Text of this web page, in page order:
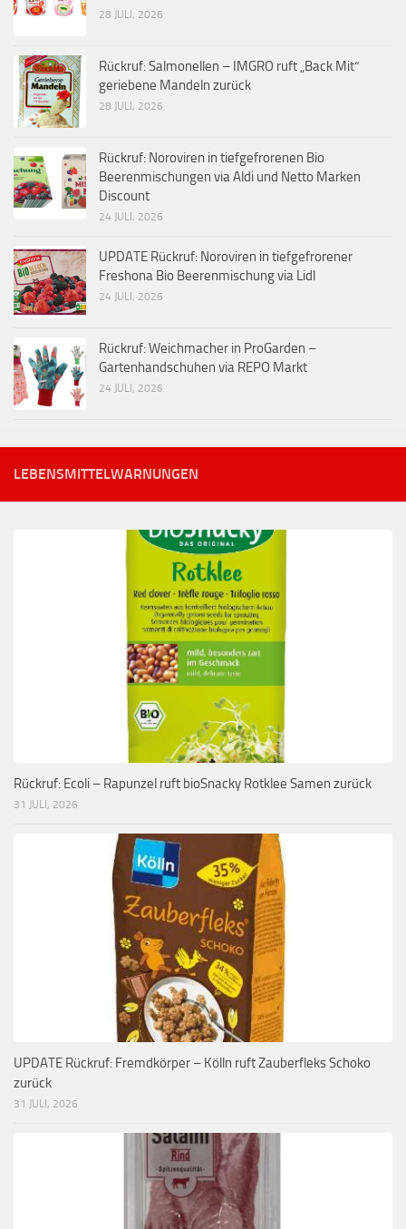
28 JULI, 2026
Rückruf: Salmonellen – IMGRO ruft „Back Mit“
geriebene Mandeln zurück
28 JULI, 2026
Rückruf: Noroviren in tiefgefrorenen Bio
Beerenmischungen via Aldi und Netto Marken
Discount
24 JULI, 2026
UPDATE Rückruf: Noroviren in tiefgefrorener
Freshona Bio Beerenmischung via Lidl
24 JULI, 2026
Rückruf: Weichmacher in ProGarden –
Gartenhandschuhen via REPO Markt
24 JULI, 2026
LEBENSMITTELWARNUNGEN
Rückruf: Ecoli – Rapunzel ruft bioSnacky Rotklee Samen zurück
31 JULI, 2026
UPDATE Rückruf: Fremdkörper – Kölln ruft Zauberfleks Schoko
zurück
31 JULI, 2026